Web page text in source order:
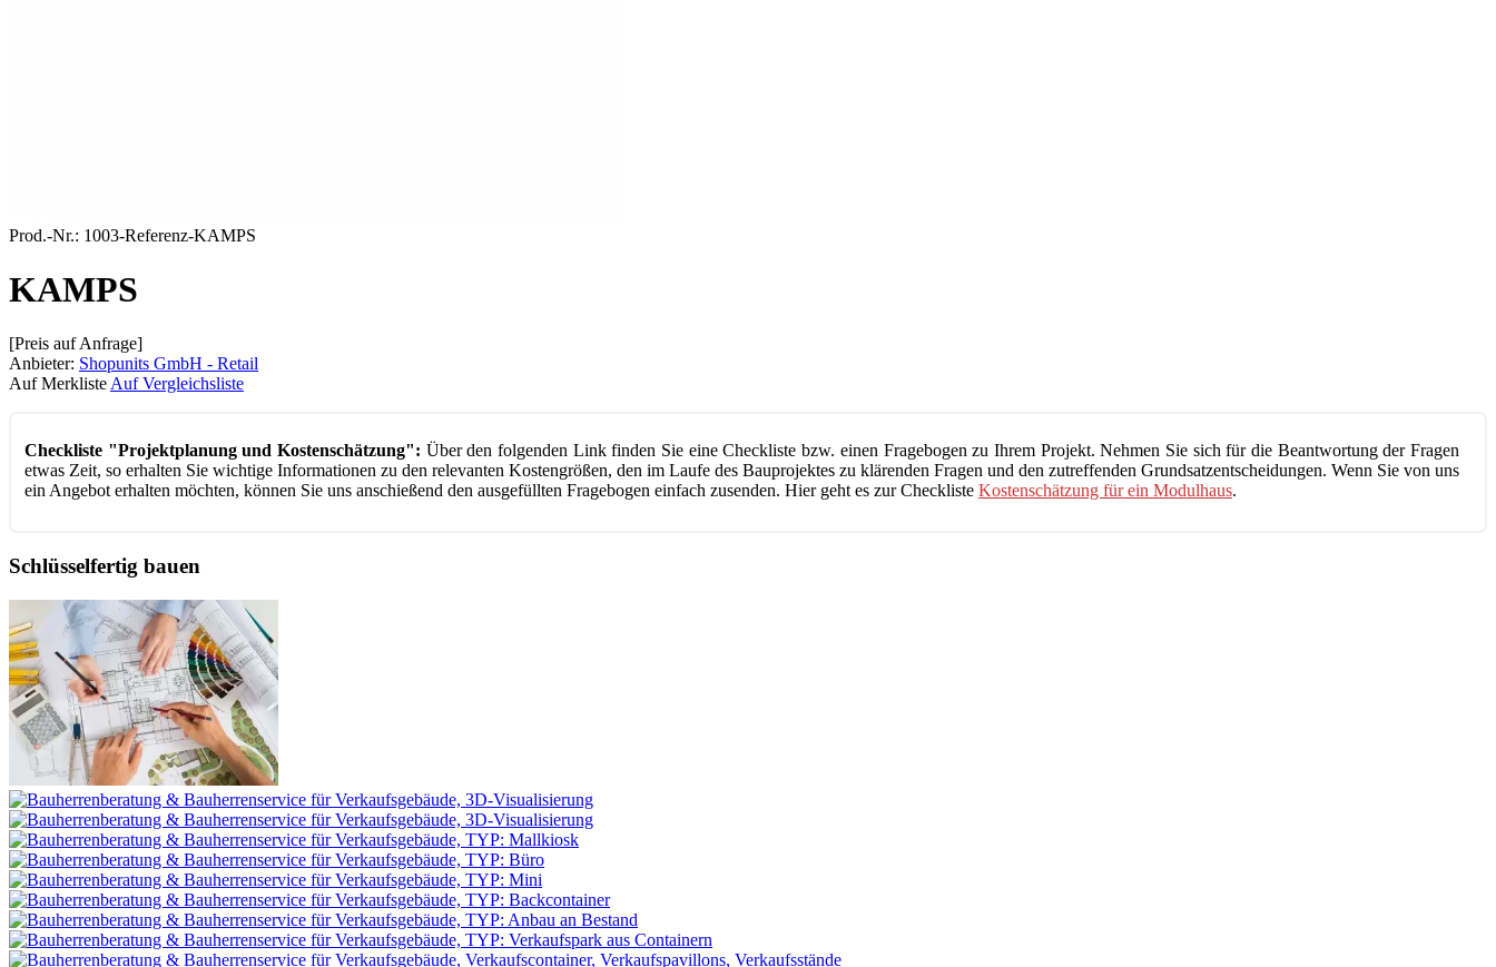
Prod.-Nr.: 1003-Referenz-KAMPS
KAMPS
[Preis auf Anfrage]
Anbieter: Shopunits GmbH - Retail
Auf MerklisteAuf Vergleichsliste
Checkliste "Projektplanung und Kostenschätzung": Über den folgenden Link finden Sie eine Checkliste bzw. einen Fragebogen zu Ihrem Projekt. Nehmen Sie sich für die Beantwortung der Fragen
etwas Zeit, so erhalten Sie wichtige Informationen zu den relevanten Kostengrößen, den im Laufe des Bauprojektes zu klärenden Fragen und den zutreffenden Grundsatzentscheidungen. Wenn Sie von uns
ein Angebot erhalten möchten, können Sie uns anschießend den ausgefüllten Fragebogen einfach zusenden. Hier geht es zur Checkliste Kostenschätzung für ein Modulhaus.
Schlüsselfertig bauen